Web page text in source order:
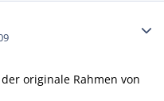
originale Rahmen von